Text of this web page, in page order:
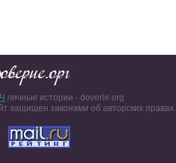
личные истории - doverie.org
защищен законами об авторских